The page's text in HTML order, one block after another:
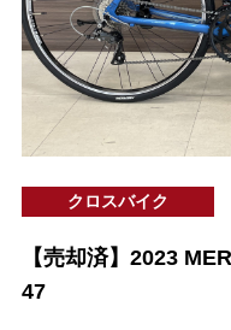
クロスバイク
【売却済】2023
47